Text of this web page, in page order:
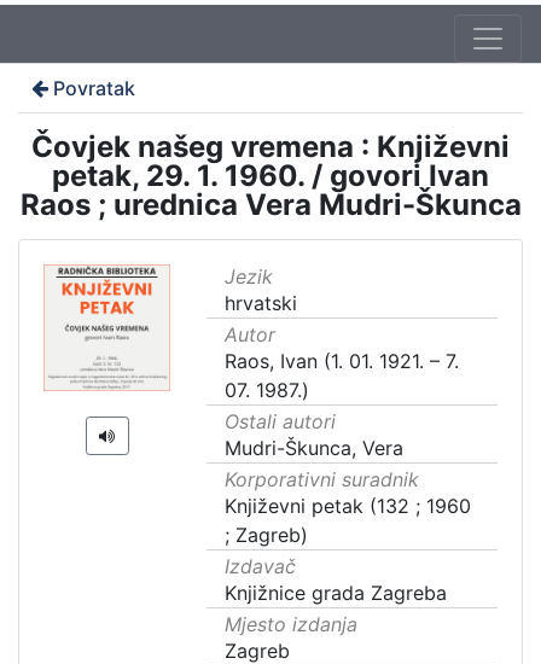
Povratak
Čovjek našeg vremena : Književni
petak, 29. 1. 1960. / govori Ivan
Raos ; urednica Vera Mudri-Škunca
Jezik
hrvatski
Autor
Raos, Ivan (1. 01. 1921. – 7.
07. 1987.)
Ostali autori
Mudri-Škunca, Vera
Korporativni suradnik
Književni petak (132 ; 1960
; Zagreb)
Izdavač
Knjižnice grada Zagreba
Mjesto izdanja
Zagreb